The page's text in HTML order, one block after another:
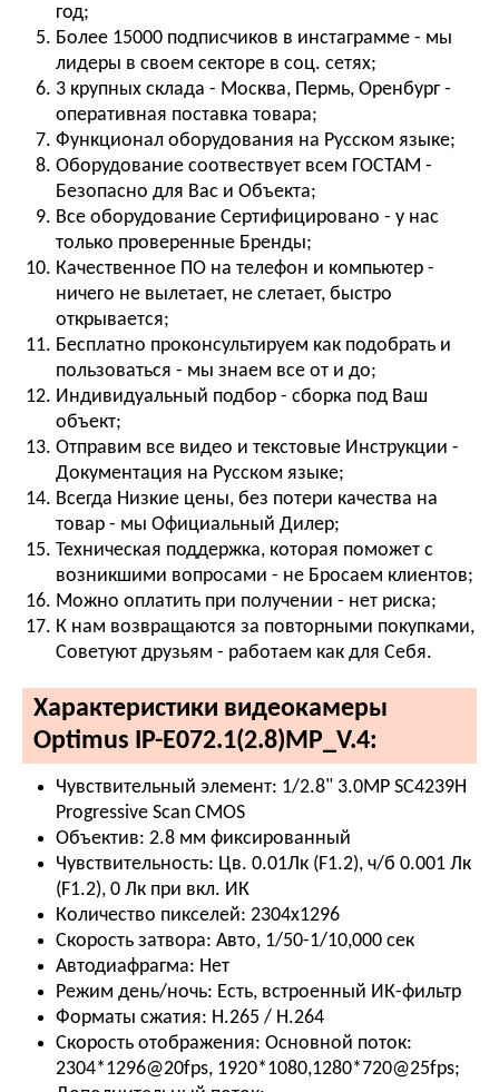
год;
Более 15000 подписчиков в инстаграмме - мы
лидеры в своем секторе в соц. сетях;
3 крупных склада - Москва, Пермь, Оренбург -
оперативная поставка товара;
Функционал оборудования на Русском языке;
Оборудование соотвествует всем ГОСТАМ -
Безопасно для Вас и Объекта;
Все оборудование Сертифицировано - у нас
только проверенные Бренды;
Качественное ПО на телефон и компьютер -
ничего не вылетает, не слетает, быстро
открывается;
Бесплатно проконсультируем как подобрать и
пользоваться - мы знаем все от и до;
Индивидуальный подбор - сборка под Ваш
объект;
Отправим все видео и текстовые Инструкции -
Документация на Русском языке;
Всегда Низкие цены, без потери качества на
товар - мы Официальный Дилер;
Техническая поддержка, которая поможет с
возникшими вопросами - не Бросаем клиентов;
Можно оплатить при получении - нет риска;
К нам возвращаются за повторными покупками,
Советуют друзьям - работаем как для Себя.
Характеристики видеокамеры
Optimus IP-E072.1(2.8)MP_V.4:
Чувствительный элемент: 1/2.8" 3.0MP SC4239H
Progressive Scan CMOS
Объектив: 2.8 мм фиксированный
Чувствительность: Цв. 0.01Лк (F1.2), ч/б 0.001 Лк
(F1.2), 0 Лк при вкл. ИК
Количество пикселей: 2304х1296
Скорость затвора: Авто, 1/50-1/10,000 сек
Автодиафрагма: Нет
Режим день/ночь: Есть, встроенный ИК-фильтр
Форматы сжатия: H.265 / H.264
Скорость отображения: Основной поток:
2304*1296@20fps, 1920*1080,1280*720@25fps;